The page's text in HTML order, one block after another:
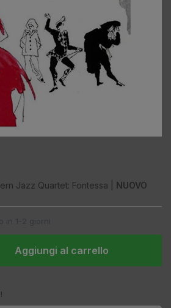
Jazz Quartet: Fontessa | NUOVO
Aggiungi al carrello